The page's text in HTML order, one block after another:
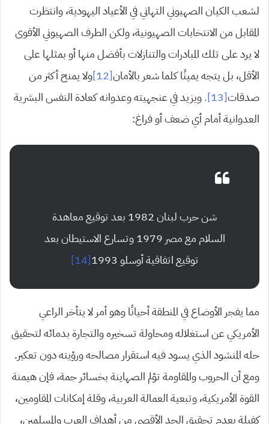
لشعب الكيان الصهيوني التهاني في الأعياد اليهودية، وانتظرت
المقابل من الانتخابات الصهيونية، ولكن الطرف الصهيوني الأقوى
لا يرد على تلك المبادرات والتنازلات بأفضل منها أو بمثلها على
الأقل، بل يتجه يمينًا كلما شعر بالأمان[12]
ولا يمنح أكثر من
صدقات[13].
ويزيد في عنجهيته وعدوانه كعادة النفس البشرية
العدوانية أمام أي ضعف أو فراغ:
شن حرب لبنان 1982 بعد توقيع معاهدة
السلام مع مصر 1979 وتسارع الاستيطان بعد
توقيع اتفاقية أوسلو 1993
[14]
مما يفجر الأوضاع في المنطقة أحيانًا وهو أمر لا يتأخر الراعي
الأمريكي عن استغلاله ومحاولة تسخيره والتجارة بدمائه لتحقيق
حله المنشود الذي يسود فيه استقرار مصالحه ورؤيته دون تعكير.
ومع أن الحروب والمقاومة تؤلم الصهاينة بخسائر جمة، فإن هيمنة
القوة الأمريكية، وتبعية العمالة العربية، وقلة إمكانات المقاومين،
كفيلة بعدم تحقيق الحد الأقصى من أهداف العرب والمسلمين،